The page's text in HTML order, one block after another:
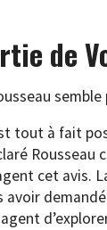
de
tout à fait
Rousseau
cet avis.
avoir